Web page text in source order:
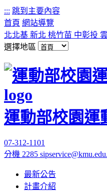
::: 跳到主要內容
首頁 網站導覽
北北基 新北 桃竹苗 中彰投
選擇地區
運動部校園運
07-312-1101
分機 2285
最新公告
計畫介紹